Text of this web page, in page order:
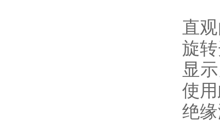
直
旋
显
使
绝